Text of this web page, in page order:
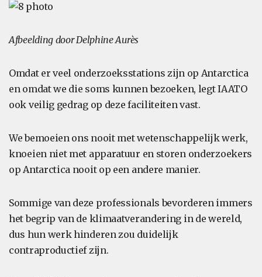
Afbeelding door Delphine Aurès
Omdat er veel onderzoeksstations zijn op Antarctica
en omdat we die soms kunnen bezoeken, legt IAATO
ook veilig gedrag op deze faciliteiten vast.
We bemoeien ons nooit met wetenschappelijk werk,
knoeien niet met apparatuur en storen onderzoekers
op Antarctica nooit op een andere manier.
Sommige van deze professionals bevorderen immers
het begrip van de klimaatverandering in de wereld,
dus hun werk hinderen zou duidelijk
contraproductief zijn.